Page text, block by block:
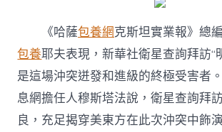
《哈薩包養網克斯坦實業報》總
包養耶夫表現，新華社衛星查詢拜訪“
是這場沖突迸發和進級的終極受害者
息網擔任人穆斯塔法說，衛星查詢拜
良，充足揭穿美東方在此次沖突中飾